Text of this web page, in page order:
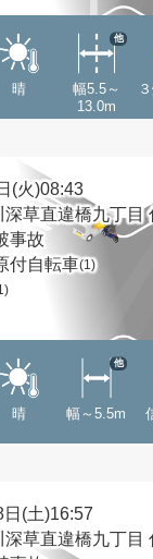
晴
幅5.5～
13.0m
他
(火)08:43
深草直違橋九丁目
事故
付自転車(1)
晴 幅～5.5m
他
(土)16:57
深草直違橋九丁目